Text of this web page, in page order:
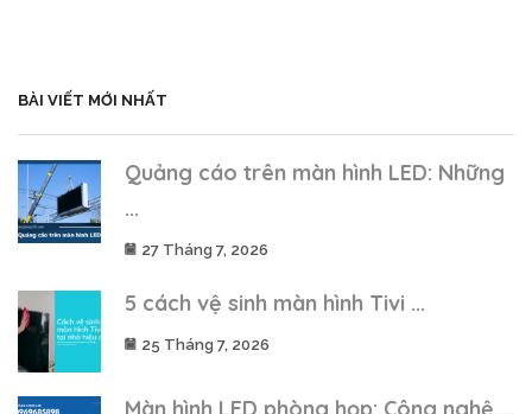
BÀI VIẾT MỚI NHẤT
Quảng cáo trên màn hình LED: Những
...
27 Tháng 7, 2026
5 cách vệ sinh màn hình Tivi ...
25 Tháng 7, 2026
Màn hình LED phòng họp: Công nghệ ...